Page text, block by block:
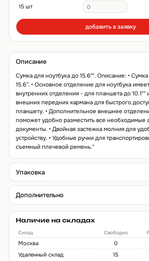
15 шт
добавить в заявку
Описание
Сумка для ноутбука до 15.6"". Описание: •
15.6”. • Основное отделение для ноутбука
внутренних отделения - для планшета до 10.1""
внешних передних кармана для быстрого
планшету. • Дополнительное внешнее
поможет удобно разместить все необходимые
документы. • Двойная застежка молния для
устройству. • Удобные ручки для
съемный плечевой ремень."
Упаковка
Дополнительно
Наличие на складах
Склад Свободно
Москва 0
Удаленный склад
15